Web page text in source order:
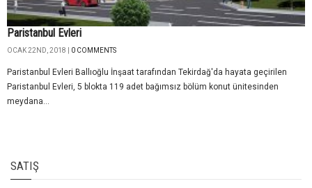
Paristanbul Evleri
OCAK 22ND, 2018 | 0 COMMENTS
Paristanbul Evleri Ballıoğlu İnşaat tarafından Tekirdağ'da hayata geçirilen
Paristanbul Evleri, 5 blokta 119 adet bağımsız bölüm konut ünitesinden
meydana...
SATIŞ